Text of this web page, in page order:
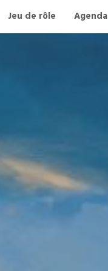
Jeu de rôle Agenda